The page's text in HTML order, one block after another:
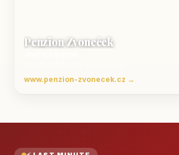
Penzion Zvoneček
www.penzion-zvonecek.cz →